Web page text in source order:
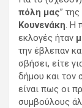
πόλη μας”
Κουνενάκη. Η
εκλογές ήταν
την έβλεπαν
σβήσει, είτε
δήμου και τον
είναι πως οι
συμβούλους